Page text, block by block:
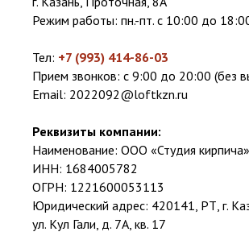
Режим работы: пн.-пт. с 10:00 до
Тел: +7 (993) 414-86-03
Прием звонков: с 9:00 до 20:00 (без
Email: 2022092@loftkzn.ru
Реквизиты компании:
Наименование: ООО «Студия кирпича»
ИНН: 1684005782
ОГРН: 1221600053113
Юридический адрес: 420141, РТ, г.
ул. Кул Гали, д. 7А, кв. 17